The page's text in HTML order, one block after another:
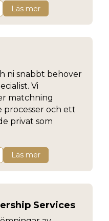
Läs mer
ni snabbt behöver
Vi
matchning
processer och ett
privat som
Läs mer
Services